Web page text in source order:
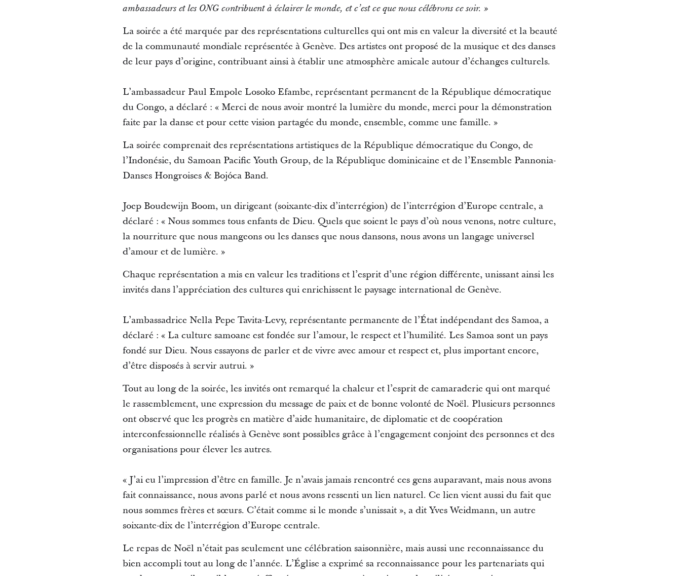
ambassadeurs et les ONG contribuent à éclairer le monde, et c’est ce que nous célébrons ce soir. »
La soirée a été marquée par des représentations culturelles qui ont mis en valeur la diversité et la beauté
de la communauté mondiale représentée à Genève. Des artistes ont proposé de la musique et des danses
de leur pays d’origine, contribuant ainsi à établir une atmosphère amicale autour d’échanges culturels.
L’ambassadeur Paul Empole Losoko Efambe, représentant permanent de la République démocratique
du Congo, a déclaré : « Merci de nous avoir montré la lumière du monde, merci pour la démonstration
faite par la danse et pour cette vision partagée du monde, ensemble, comme une famille. »
La soirée comprenait des représentations artistiques de la République démocratique du Congo, de
l’Indonésie, du Samoan Pacific Youth Group, de la République dominicaine et de l’Ensemble Pannonia-
Danses Hongroises & Bojóca Band.
Joep Boudewijn Boom, un dirigeant (soixante-dix d’interrégion) de l’interrégion d’Europe centrale, a
déclaré : « Nous sommes tous enfants de Dieu. Quels que soient le pays d’où nous venons, notre culture,
la nourriture que nous mangeons ou les danses que nous dansons, nous avons un langage universel
d’amour et de lumière. »
Chaque représentation a mis en valeur les traditions et l’esprit d’une région différente, unissant ainsi les
invités dans l’appréciation des cultures qui enrichissent le paysage international de Genève.
L’ambassadrice Nella Pepe Tavita-Levy, représentante permanente de l’État indépendant des Samoa, a
déclaré : « La culture samoane est fondée sur l’amour, le respect et l’humilité. Les Samoa sont un pays
fondé sur Dieu. Nous essayons de parler et de vivre avec amour et respect et, plus important encore,
d’être disposés à servir autrui. »
Tout au long de la soirée, les invités ont remarqué la chaleur et l’esprit de camaraderie qui ont marqué
le rassemblement, une expression du message de paix et de bonne volonté de Noël. Plusieurs personnes
ont observé que les progrès en matière d’aide humanitaire, de diplomatie et de coopération
interconfessionnelle réalisés à Genève sont possibles grâce à l’engagement conjoint des personnes et des
organisations pour élever les autres.
« J’ai eu l’impression d’être en famille. Je n’avais jamais rencontré ces gens auparavant, mais nous avons
fait connaissance, nous avons parlé et nous avons ressenti un lien naturel. Ce lien vient aussi du fait que
nous sommes frères et sœurs. C’était comme si le monde s’unissait », a dit Yves Weidmann, un autre
soixante-dix de l’interrégion d’Europe centrale.
Le repas de Noël n’était pas seulement une célébration saisonnière, mais aussi une reconnaissance du
bien accompli tout au long de l’année. L’Église a exprimé sa reconnaissance pour les partenariats qui